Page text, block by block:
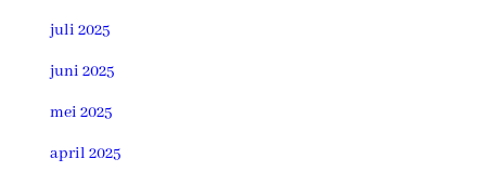
juli 2025
juni 2025
mei 2025
april 2025